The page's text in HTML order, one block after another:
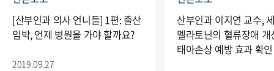
[산부인과 의사 언니들] 1편: 출산
임박, 언제 병원을 가야 할까요?
2019.09.27
산부인과 이지연 교수,
멜라토닌의 혈류장애 개
태아손상 예방 효과 확인